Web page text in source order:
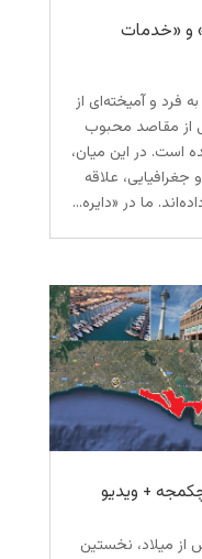
و «خدمات
فرد و آمیخته‌ای از
از مقاصد محبوب
است. در این میان،
جغرافیایی، علاقه
ما در «دایره...
+ ویدیو
تاریخچه: در قرن ۷ پیش از میلاد، نخستین